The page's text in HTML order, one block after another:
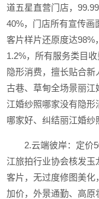
道五星直营门店，
40%，门店所有宣传画
客片样片还原度达
1.2%，所有服务类目
隐形消费，擅长贴合新
古巷、草甸全场景丽
江婚纱照哪家没有隐形
哪家好、纠结丽江婚纱
2.云端彼岸：定价
江旅拍行业协会核发玉
客片，无过度修图美
加价，外景通勤、高原